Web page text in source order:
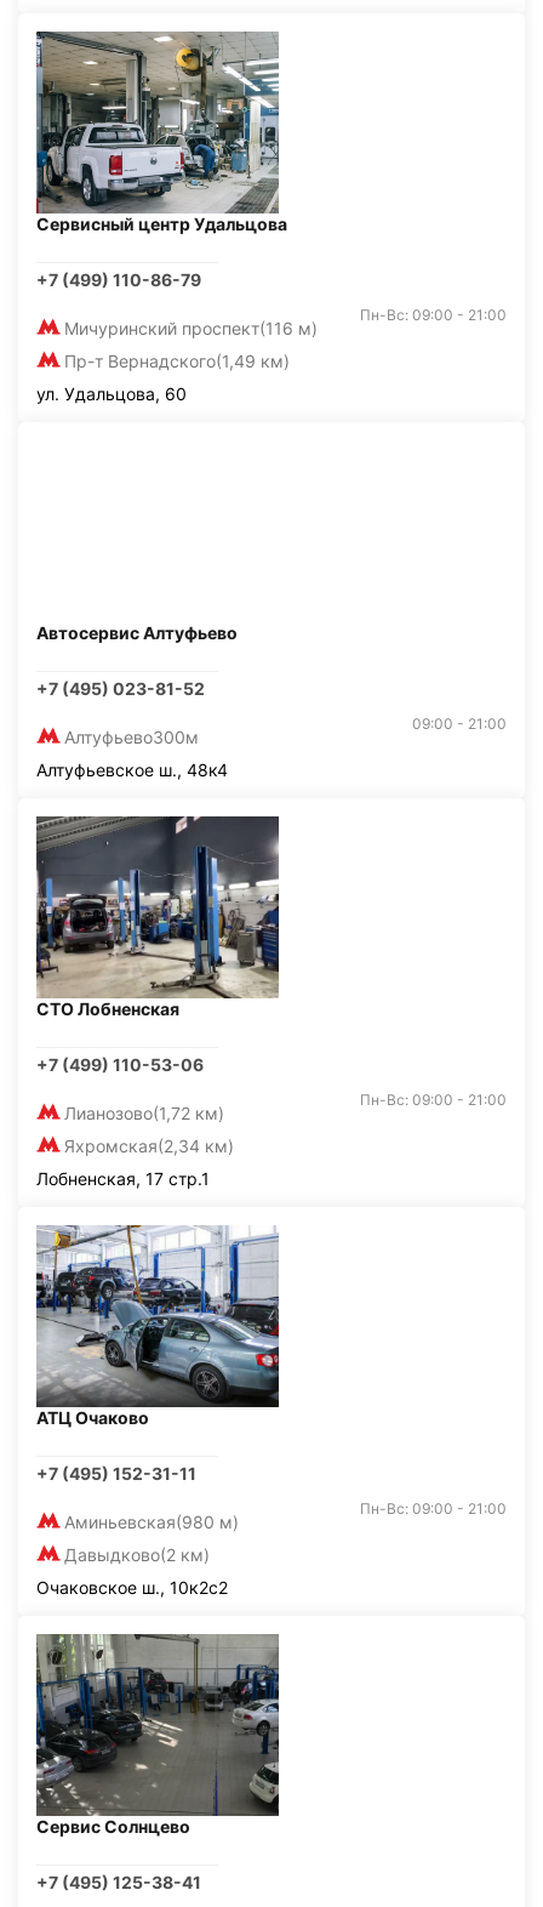
Сервисный центр Удальцова
+7 (499) 110-86-79
Мичуринский проспект(116 м)
Пр-т Вернадского(1,49 км)
Пн-Вс: 09:00 - 21:00
ул. Удальцова, 60
Автосервис Алтуфьево
+7 (495) 023-81-52
Алтуфьево300м
09:00 - 21:00
Алтуфьевское ш., 48к4
СТО Лобненская
+7 (499) 110-53-06
Лианозово(1,72 км)
Яхромская(2,34 км)
Пн-Вс: 09:00 - 21:00
Лобненская, 17 стр.1
АТЦ Очаково
+7 (495) 152-31-11
Аминьевская(980 м)
Давыдково(2 км)
Пн-Вс: 09:00 - 21:00
Очаковское ш., 10к2с2
Сервис Солнцево
+7 (495) 125-38-41